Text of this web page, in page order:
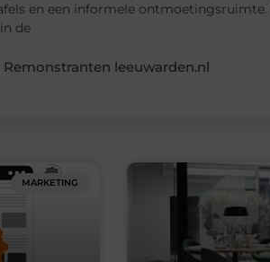
en een informele
de
leeuwarden.nl
MARKETING